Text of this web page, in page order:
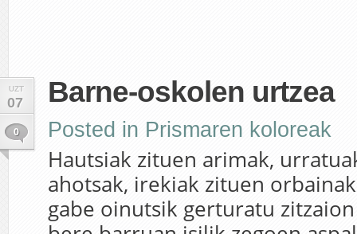
UZT
07
0
Barne-oskolen urtzea
Posted in Prismaren koloreak
Hautsiak zituen arimak,
ahotsak, irekiak zituen
gabe oinutsik gerturatu